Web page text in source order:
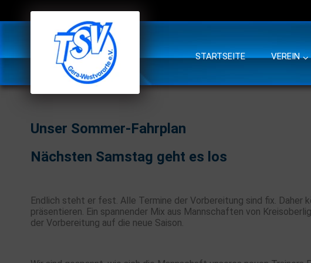
STARTSEITE VEREIN
Unser Sommer-Fahrplan
Nächsten Samstag geht es los
Endlich steht er fest. Alle Termine der Vorbereitung sind fix. Daher
präsentieren. Ein spannender Mix aus Mannschaften von
der Vorbereitung auf die neue Saison.